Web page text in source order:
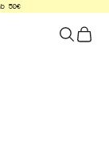
50€
Suchen